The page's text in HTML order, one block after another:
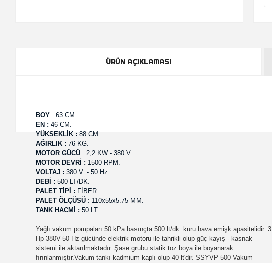
ÜRÜN AÇIKLAMASI
BOY : 63 CM.
EN : 46 CM.
YÜKSEKLİK : 88 CM.
AĞIRLIK : 76 KG.
MOTOR GÜCÜ : 2,2 KW - 380 V.
MOTOR DEVRİ : 1500 RPM.
VOLTAJ : 380 V. - 50 Hz.
DEBİ : 500 LT/DK.
PALET TİPİ : FİBER
PALET ÖLÇÜSÜ : 110x55x5.75 MM.
TANK HACMİ : 50 LT
Yağlı vakum pompaları 50 kPa basınçta 500 lt/dk. kuru hava emişk apasitelidir. 3
Hp-380V-50 Hz gücünde elektrik motoru ile tahrikli olup güç kayış - kasnak
sistemi ile aktarılmaktadır. Şase grubu statik toz boya ile boyanarak
fırınlanmıştır.Vakum tankı kadmium kaplı olup 40 lt'dir. SSYVP 500 Vakum